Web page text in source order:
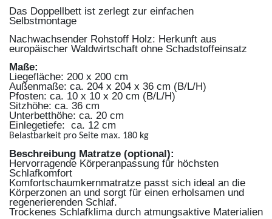
Das Doppellbett ist zerlegt zur einfachen
Selbstmontage
Nachwachsender Rohstoff Holz: Herkunft aus
europäischer Waldwirtschaft ohne Schadstoffeinsatz
Maße:
Liegefläche: 200 x 200 cm
Außenmaße: ca. 204 x 204 x 36 cm (B/L/H)
Pfosten: ca. 10 x 10 x 20 cm (B/L/H)
Sitzhöhe: ca. 36 cm
Unterbetthöhe: ca. 20 cm
Einlegetiefe: ca. 12 cm
Belastbarkeit pro Seite max. 180 kg
Beschreibung Matratze (optional):
Hervorragende Körperanpassung für höchsten
Schlafkomfort
Komfortschaumkernmatratze passt sich ideal an die
Körperzonen an und sorgt für einen erholsamen und
regenerierenden Schlaf.
Trockenes Schlafklima durch atmungsaktive Materialien